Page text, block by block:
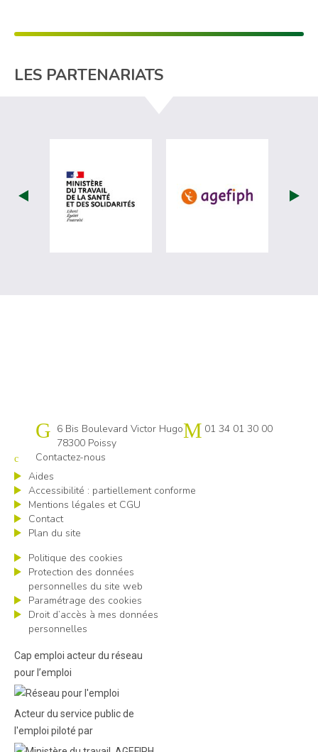
LES PARTENARIATS
visiter les site de Ministère du travail
visiter les
Cap emploi 78
6 Bis Boulevard Victor Hugo
78300 Poissy
01 34 01 30 00
Contactez-nous
Aides
Accessibilité : partiellement conforme
Mentions légales et CGU
Contact
Plan du site
Politique des cookies
Protection des données
personnelles du site web
Paramétrage des cookies
Droit d’accès à mes données
personnelles
Cap emploi acteur du réseau
pour l’emploi
Acteur du service public de
l'emploi piloté par